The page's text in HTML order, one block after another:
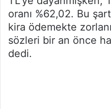
oranı %62,02. Bu
kira ödemekte
sözleri bir an önce
dedi.